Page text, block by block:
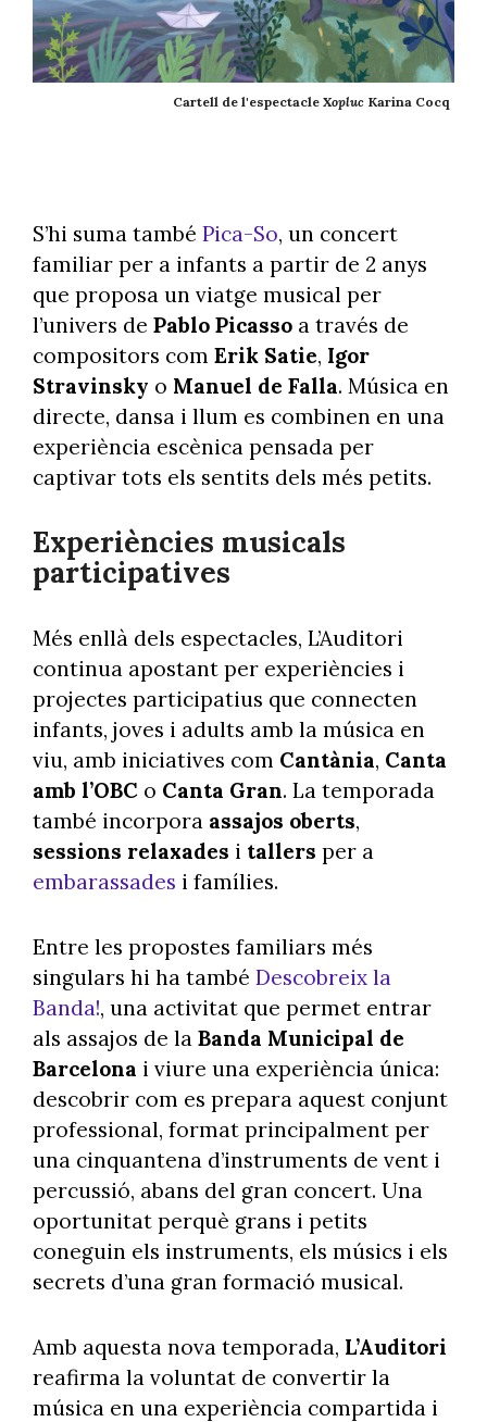
Cartell de l'espectacle Xopluc Karina Cocq
S’hi suma també Pica-So, un concert
familiar per a infants a partir de 2 anys
que proposa un viatge musical per
l’univers dePablo Picasso a través de
compositors comErik Satie, Igor
Stravinsky o Manuel de Falla. Música en
directe, dansa i llum es combinen en una
experiència escènica pensada per
captivar tots els sentits dels més petits.
Experiències musicals
participatives
Més enllà dels espectacles, L’Auditori
continua apostant per experiències i
projectes participatius que connecten
infants, joves i adults amb la música en
viu, amb iniciatives com Cantània, Canta
amb l’OBC o Canta Gran. La temporada
també incorpora assajos oberts,
sessions relaxades i tallers per a
embarassades i famílies.
Entre les propostes familiars més
singulars hi ha tambéDescobreix la
Banda!, una activitat que permet entrar
als assajos de laBanda Municipal de
Barcelona i viure una experiència única:
descobrir com es prepara aquest conjunt
professional, format principalment per
una cinquantena d’instruments de vent i
percussió, abans del gran concert. Una
oportunitat perquè grans i petits
coneguin els instruments, els músics i els
secrets d’una gran formació musical.
Amb aquesta nova temporada, L’Auditori
reafirma la voluntat de convertir la
música en una experiència compartida i